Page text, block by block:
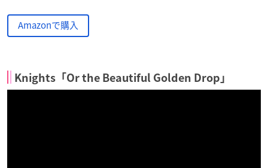
Amazonで購入
Knights「Or the Beautiful Golden Drop」